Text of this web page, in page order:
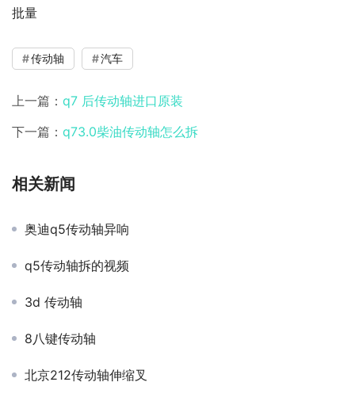
批量
传动轴 汽车
上一篇： q7 后传动轴进口原装
下一篇： q73.0柴油传动轴怎么拆
相关新闻
奥迪q5传动轴异响
q5传动轴拆的视频
3d 传动轴
8八键传动轴
北京212传动轴伸缩叉